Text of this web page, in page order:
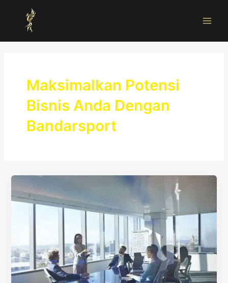
content
Maksimalkan Potensi
Bisnis Anda Dengan
Bandarsport